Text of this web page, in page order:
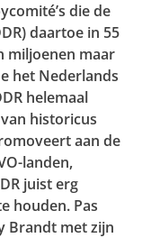
die de
daartoe in 55
miljoenen maar
het Nederlands
helemaal
historicus
aan de
landen,
juist erg
houden. Pas
Brandt met zijn